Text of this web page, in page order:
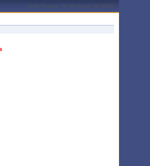
João Pessoa, 09 de Agosto de 2026